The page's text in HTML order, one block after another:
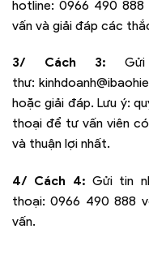
hotline: 0966 490
vấn và giải đáp các
3/ Cách 3: Gửi
thư:
hoặc giải đáp. Lưu ý:
thoại để tư vấn viên
và thuận lợi nhất.
4/ Cách 4: Gửi tin
thoại:0966 490 888
vấn.